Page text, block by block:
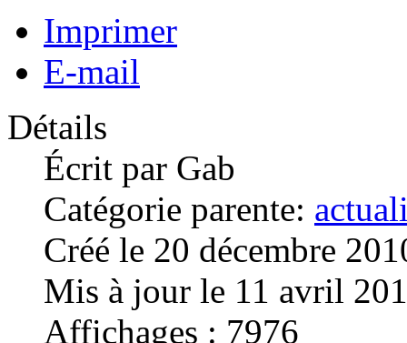
Imprimer
E-mail
Détails
Écrit par Gab
Catégorie parente:
Créé le 20 décembre
Mis à jour le 11 avril
Affichages : 7976